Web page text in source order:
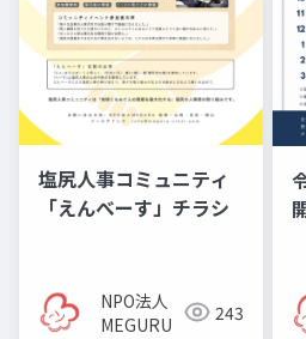
塩尻人事コミュニティ
「えんべーす」チラシ
NPO法人
MEGURU
243